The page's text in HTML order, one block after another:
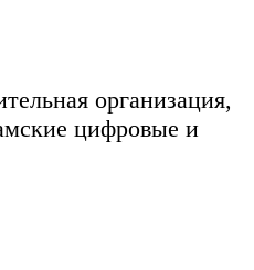
организация,
цифровые и